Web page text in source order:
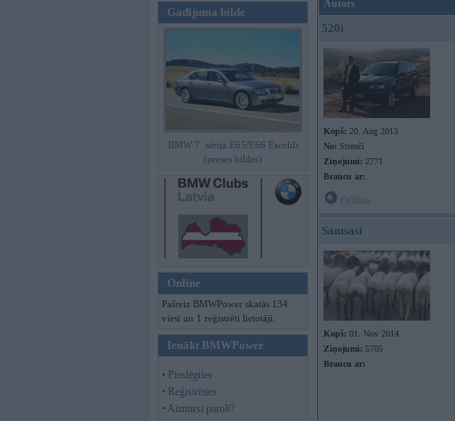
Gadījuma bilde
BMW 7. sērija E65/E66 Facelift
(preses bildes)
Online
Pašreiz BMWPower skatās 134
viesi un 1 reģistrēti lietotāji.
Ienākt BMWPower
• Pieslēgties
• Reģistrēties
• Aizmirsi paroli?
Autors
520i
Kopš: 20. Aug 2013
No: Strenči
Ziņojumi: 2771
Braucu ar:
Samsasi
Kopš: 01. Nov 2014
Ziņojumi: 5705
Braucu ar: